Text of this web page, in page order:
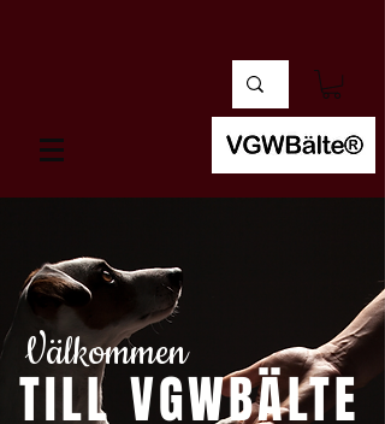
TILL VGWBÄLTE
Välkommen